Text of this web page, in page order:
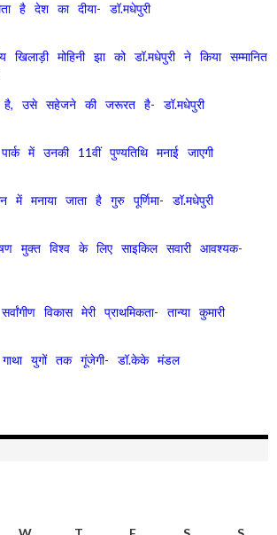
है देश का दीया- डॉ.मधेपुरी
खिलाड़ी मोहिनी झा को डॉ.मधेपुरी ने किया सम्मानित
है, उसे सहेजने की जरूरत है- डॉ.मधेपुरी
में उनकी 11वीं पुण्यतिथि मनाई जाएगी
में मनाया जाता है गुरु पूर्णिमा- डॉ.मधेपुरी
मुक्त विश्व के लिए साइकिल सवारी आवश्यक-
विकास मेरी प्राथमिकता- तान्या कुमारी
गाथा युगों तक गूंजेगी- डॉ.केके मंडल